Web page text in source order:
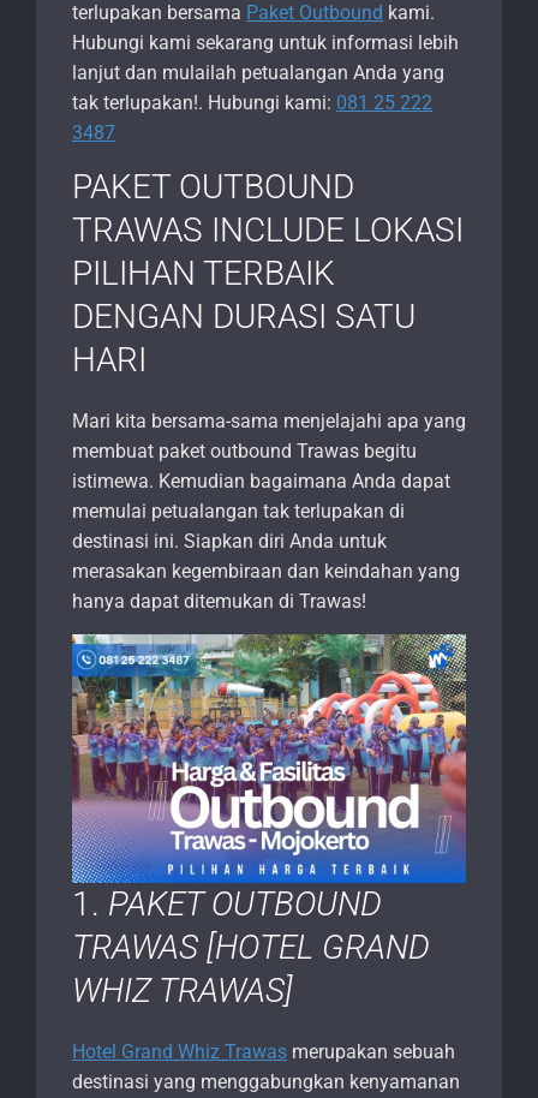
terlupakan bersama Paket Outbound kami.
Hubungi kami sekarang untuk informasi lebih
lanjut dan mulailah petualangan Anda yang
tak terlupakan!. Hubungi kami: 081 25 222
3487
PAKET OUTBOUND
TRAWAS INCLUDE LOKASI
PILIHAN TERBAIK
DENGAN DURASI SATU
HARI
Mari kita bersama-sama menjelajahi apa yang
membuat paket outbound Trawas begitu
istimewa. Kemudian bagaimana Anda dapat
memulai petualangan tak terlupakan di
destinasi ini. Siapkan diri Anda untuk
merasakan kegembiraan dan keindahan yang
hanya dapat ditemukan di Trawas!
1. PAKET OUTBOUND
TRAWAS [HOTEL GRAND
WHIZ TRAWAS]
Hotel Grand Whiz Trawas merupakan sebuah
destinasi yang menggabungkan kenyamanan